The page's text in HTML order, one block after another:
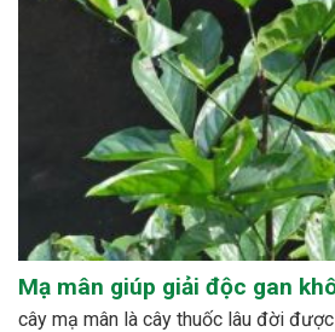
Mạ mân giúp giải độc gan
cây mạ mân là cây thuốc lâu đời